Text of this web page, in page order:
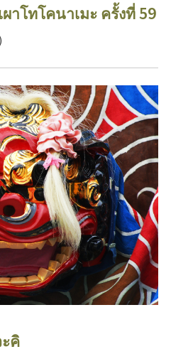
าโทโคนาเมะ ครั้งที่ 59
คิ